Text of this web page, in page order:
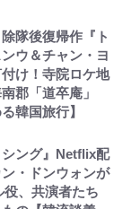
隊後復帰作『ト
ウ＆チャン・ヨ
け！寺院ロケ地
郡「道卒庵」
韓国旅行】
ング』Netflix配
・ドンウォンが
、共演者たち